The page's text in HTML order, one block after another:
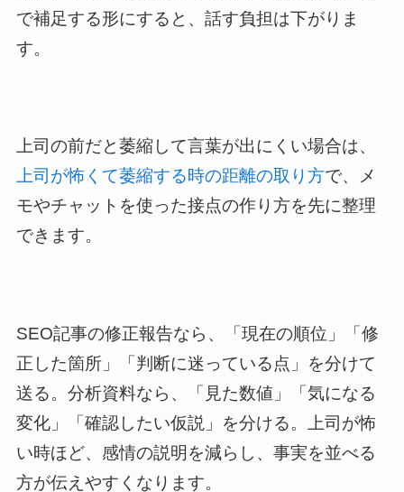
で補足する形にすると、話す負担は下がりま
す。
上司の前だと萎縮して言葉が出にくい場合は、
上司が怖くて萎縮する時の距離の取り方で、メ
モやチャットを使った接点の作り方を先に整理
できます。
SEO記事の修正報告なら、「現在の順位」「修
正した箇所」「判断に迷っている点」を分けて
送る。分析資料なら、「見た数値」「気になる
変化」「確認したい仮説」を分ける。上司が怖
い時ほど、感情の説明を減らし、事実を並べる
方が伝えやすくなります。